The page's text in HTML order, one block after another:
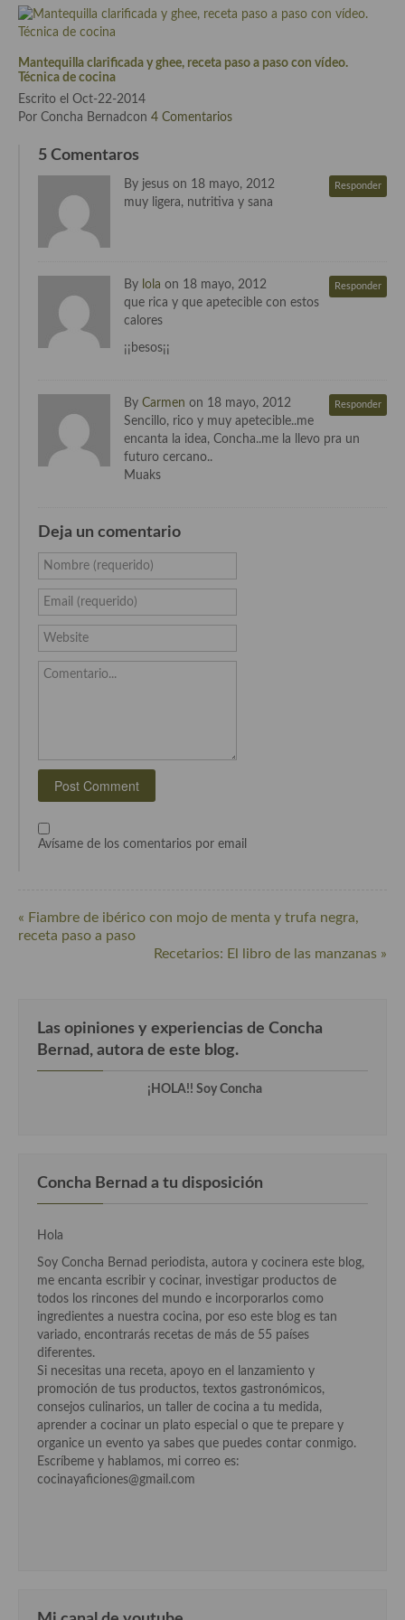
Cocina de Guatemala
Cocina de Nicaragua
Cocina Ecuatoriana
Cocina peruana
Cocina de Oriente Medio
Cocina israelí
Cocina libanesa
Cocina Armenia
Cocina Azerí (Azerbaiyán)
Cocina de Egipto
Cocina Oriental
Cocina Tailandesa
Cocina Japonesa
Cocina Vietnamita
Cocina camboyana
Cocina China
Cocina de Madagascar
Cocina del Congo
Cocina Sefardí
Cocina fusión
Cocina Aragonesa
Cocina Asturiana
Cocina Balear
Cocina Canaria
Cocina Castellana
Cocina Castilla – La Mancha
Cocina Madrileña
Mantequilla clarificada y ghee, receta paso a paso con vídeo.
Técnica de cocina
Escrito el Oct-22-2014
Por Concha Bernadcon 4 Comentarios
5 Comentaros
By jesus on 18 mayo, 2012 Responder
muy ligera, nutritiva y sana
By lola on 18 mayo, 2012 Responder
que rica y que apetecible con estos
calores
¡¡besos¡¡
By Carmen on 18 mayo, 2012 Responder
Sencillo, rico y muy apetecible..me
encanta la idea, Concha..me la llevo pra un
futuro cercano..
Muaks
Deja un comentario
Nombre (requerido)
Email (requerido)
Website
Comentario...
Avísame de los comentarios por email
« Fiambre de ibérico con mojo de menta y trufa negra,
receta paso a paso
Recetarios: El libro de las manzanas »
Las opiniones y experiencias de Concha
Bernad, autora de este blog.
¡HOLA!! Soy Concha
Concha Bernad a tu disposición
Hola
Soy Concha Bernad periodista, autora y cocinera este blog,
me encanta escribir y cocinar, investigar productos de
todos los rincones del mundo e incorporarlos como
ingredientes a nuestra cocina, por eso este blog es tan
variado, encontrarás recetas de más de 55 países
diferentes.
Si necesitas una receta, apoyo en el lanzamiento y
promoción de tus productos, textos gastronómicos,
consejos culinarios, un taller de cocina a tu medida,
aprender a cocinar un plato especial o que te prepare y
organice un evento ya sabes que puedes contar conmigo.
Escríbeme y hablamos, mi correo es:
cocinayaficiones@gmail.com